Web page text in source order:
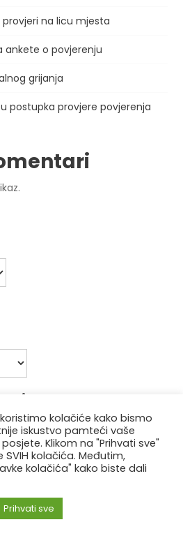
na licu mjesta
ankete o povjerenju
grijanja
postupka provjere povjerenja
kolačiće kako bismo
iskustvo pamteći vaše
Klikom na "Prihvati sve"
kolačića. Međutim,
kolačića" kako biste dali
Prihvati sve